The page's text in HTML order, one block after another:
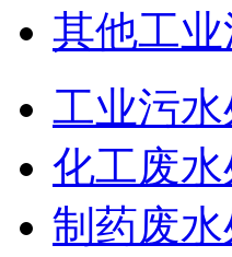
其他工
工业污
化工废水
制药废水